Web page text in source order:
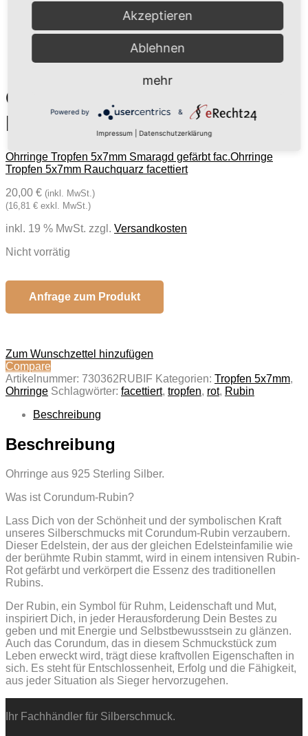
Ohrringe Tropfen 5x7mm
Rubin Corundum fac.
Ohrringe Tropfen 5x7mm Smaragd gefärbt fac.Ohrringe
Tropfen 5x7mm Rauchquarz facettiert
20,00 € (inkl. MwSt.)
(16,81 € exkl. MwSt.)
inkl. 19 % MwSt. zzgl. Versandkosten
Nicht vorrätig
Anfrage zum Produkt
Zum Wunschzettel hinzufügen
Compare
Artikelnummer: 730362RUBIF Kategorien: Tropfen 5x7mm,
Ohrringe Schlagwörter: facettiert, tropfen, rot, Rubin
Beschreibung
Beschreibung
Ohrringe aus 925 Sterling Silber.
Was ist Corundum-Rubin?
Lass Dich von der Schönheit und der symbolischen Kraft
unseres Silberschmucks mit Corundum-Rubin verzaubern.
Dieser Edelstein, der aus der gleichen Edelsteinfamilie wie
der berühmte Rubin stammt, wird in einem intensiven Rubin-
Rot gefärbt und verkörpert die Essenz des traditionellen
Rubins.
Der Rubin, ein Symbol für Ruhm, Leidenschaft und Mut,
inspiriert Dich, in jeder Herausforderung Dein Bestes zu
geben und mit Energie und Selbstbewusstsein zu glänzen.
Auch das Corundum, das in diesem Schmuckstück zum
Leben erweckt wird, trägt diese kraftvollen Eigenschaften in
sich. Es steht für Entschlossenheit, Erfolg und die Fähigkeit,
aus jeder Situation als Sieger hervorzugehen.
Ihr Fachhändler für Silberschmuck.
Akzeptieren
Ablehnen
mehr
Powered by &
Impressum Datenschutzerklärung